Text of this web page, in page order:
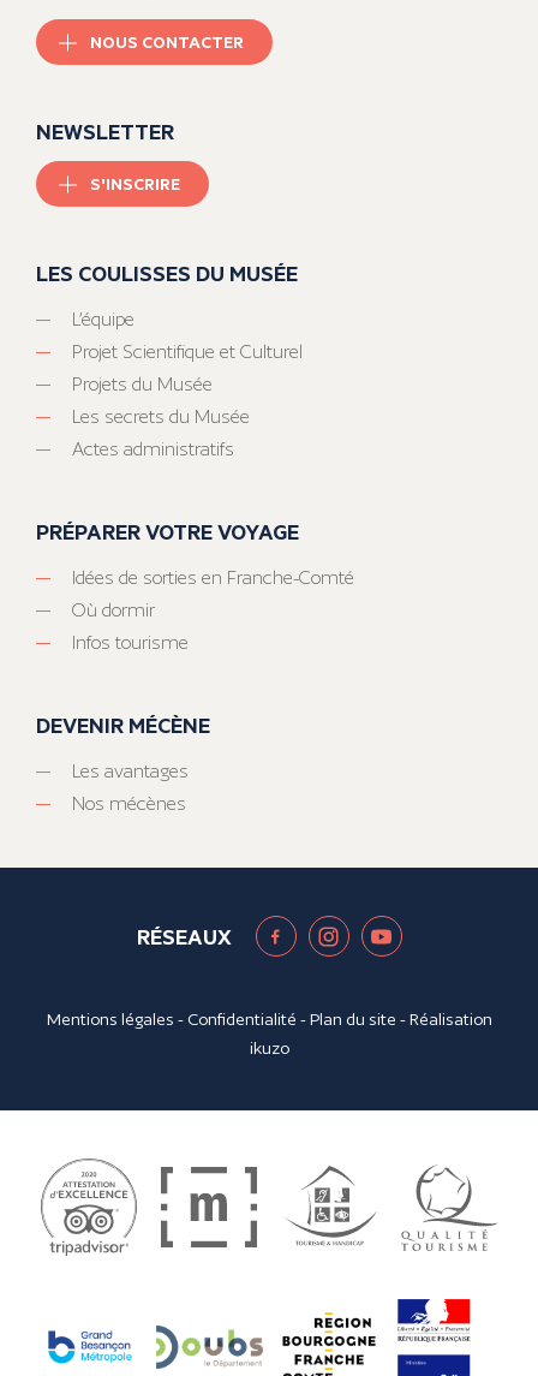
NOUS CONTACTER
NEWSLETTER
S'INSCRIRE
LES COULISSES DU MUSÉE
L’équipe
Projet Scientifique et Culturel
Projets du Musée
Les secrets du Musée
Actes administratifs
PRÉPARER VOTRE VOYAGE
Idées de sorties en Franche-Comté
Où dormir
Infos tourisme
DEVENIR MÉCÈNE
Les avantages
Nos mécènes
RÉSEAUX
Mentions légales - Confidentialité -Plan du site - Réalisation
ikuzo